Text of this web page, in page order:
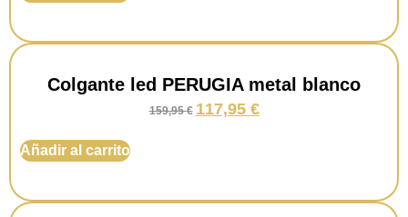
Colgante led PERUGIA metal blanco
159,95€ 117,95 €
Añadir al carrito